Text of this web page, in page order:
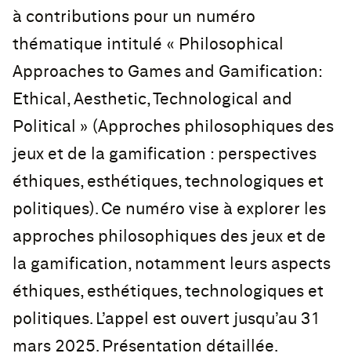
à contributions pour un numéro
thématique intitulé « Philosophical
Approaches to Games and Gamification:
Ethical, Aesthetic, Technological and
Political » (Approches philosophiques des
jeux et de la gamification : perspectives
éthiques, esthétiques, technologiques et
politiques). Ce numéro vise à explorer les
approches philosophiques des jeux et de
la gamification, notamment leurs aspects
éthiques, esthétiques, technologiques et
politiques. L’appel est ouvert jusqu’au 31
mars 2025. Présentation détaillée.